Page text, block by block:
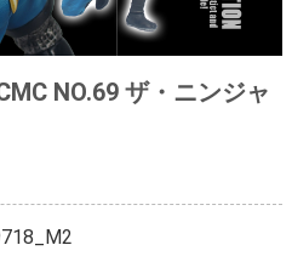
NO.69 ザ・ニンジャ